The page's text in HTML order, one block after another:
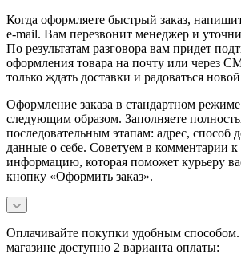
Когда оформляете быстрый заказ,
e-mail. Вам перезвонит менеджер и
По результатам разговора вам придет
оформления товара на почту или через
только ждать доставки и радоваться
Оформление заказа в стандартном
следующим образом. Заполняете
последовательным этапам: адрес, способ
данные о себе. Советуем в комментарии к
информацию, которая поможет курьеру
кнопку «Оформить заказ».
Оплачивайте покупки удобным
магазине доступно 2 варианта оплаты: